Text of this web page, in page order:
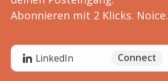
Abonnieren mit 2 Klicks. Noice.
LinkedIn Connect